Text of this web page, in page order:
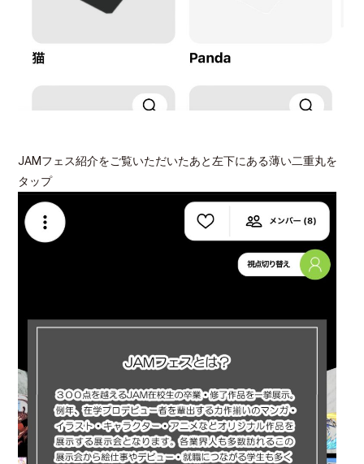
JAMフェス紹介をご覧いただいたあと左下にある薄い二重丸を
タップ